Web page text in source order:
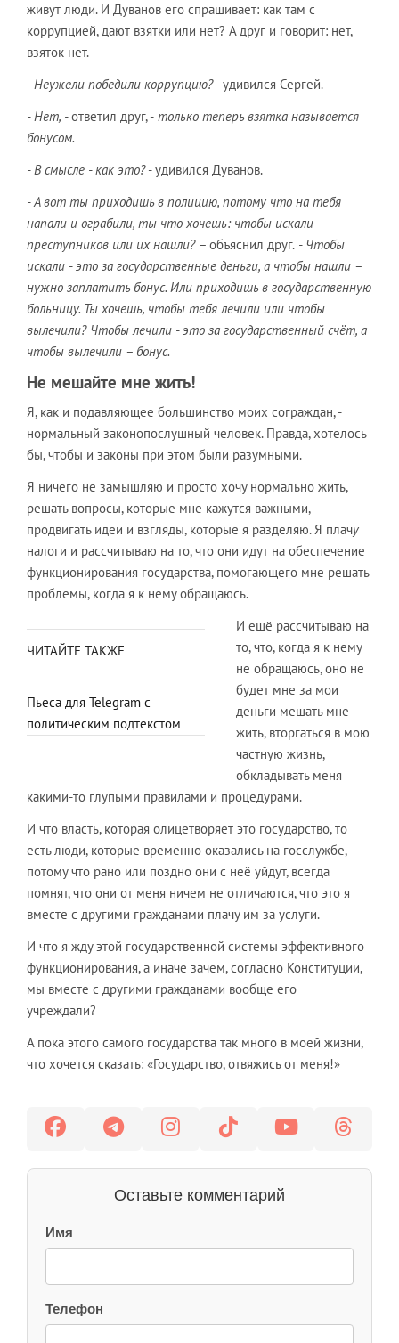
живут люди. И Дуванов его спрашивает: как там с
коррупцией, дают взятки или нет? А друг и говорит: нет,
взяток нет.
- Неужели победили коррупцию?- удивился Сергей.
- Нет, -ответил друг, - только теперь взятка называется
бонусом.
- В смысле - как это?- удивился Дуванов.
- А вот ты приходишь в полицию, потому что на тебя
напали и ограбили, ты что хочешь: чтобы искали
преступников или их нашли? – объяснил друг. - Чтобы
искали - это за государственные деньги, а чтобы нашли –
нужно заплатить бонус. Или приходишь в государственную
больницу. Ты хочешь, чтобы тебя лечили или чтобы
вылечили? Чтобы лечили - это за государственный счёт, а
чтобы вылечили – бонус.
Не мешайте мне жить!
Я, как и подавляющее большинство моих сограждан, -
нормальный законопослушный человек. Правда, хотелось
бы, чтобы и законы при этом были разумными.
Я ничего не замышляю и просто хочу нормально жить,
решать вопросы, которые мне кажутся важными,
продвигать идеи и взгляды, которые я разделяю. Я плачу
налоги и рассчитываю на то, что они идут на обеспечение
функционирования государства, помогающего мне решать
проблемы, когда я к нему обращаюсь.
ЧИТАЙТЕ ТАКЖЕ
Пьеса для Telegram с
политическим подтекстом
И ещё рассчитываю на
то, что, когда я к нему
не обращаюсь, оно не
будет мне за мои
деньги мешать мне
жить, вторгаться в мою
частную жизнь,
обкладывать меня
какими-то глупыми правилами и процедурами.
И что власть, которая олицетворяет это государство, то
есть люди, которые временно оказались на госслужбе,
потому что рано или поздно они с неё уйдут, всегда
помнят, что они от меня ничем не отличаются, что это я
вместе с другими гражданами плачу им за услуги.
И что я жду этой государственной системы эффективного
функционирования, а иначе зачем, согласно Конституции,
мы вместе с другими гражданами вообще его
учреждали?
А пока этого самого государства так много в моей жизни,
что хочется сказать: «Государство, отвяжись от меня!»
Оставьте комментарий
Имя
Телефон